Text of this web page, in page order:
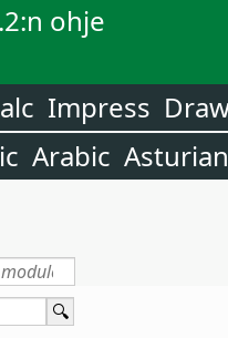
ohje
Impress
Arabic Asturian